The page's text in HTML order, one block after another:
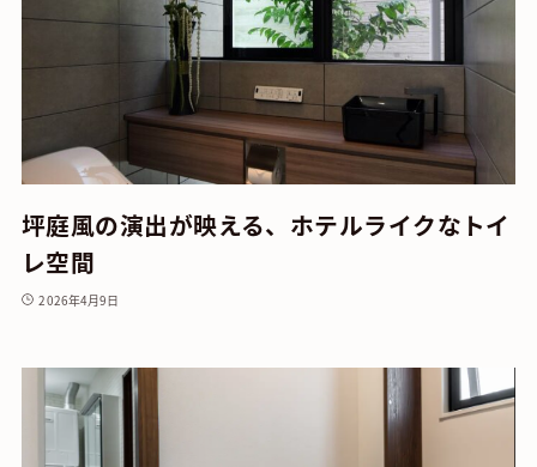
坪庭風の演出が映える、ホテルライクなトイ
レ空間
2026年4月9日